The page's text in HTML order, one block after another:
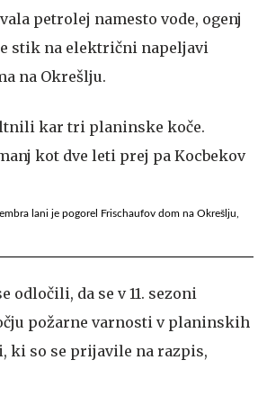
petrolej namesto vode, ogenj
stik na električni napeljavi
na Okrešlju.
lani je pogorel Frischaufov dom na Okrešlju,
da se v 11. sezoni
požarne varnosti v planinskih
ki so se prijavile na razpis,